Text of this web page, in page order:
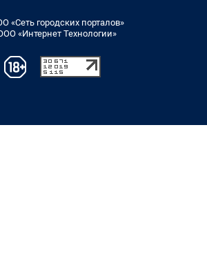
«Сеть городских порталов»
«Интернет Технологии»